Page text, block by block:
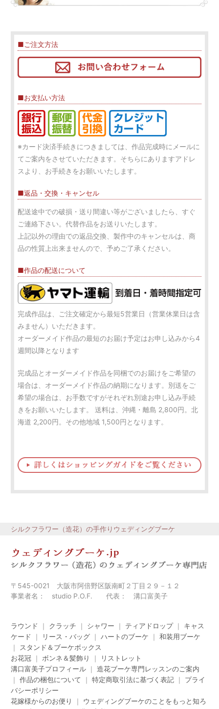
■ご注文方法
■お支払い方法
※カード決済手続きにつきましては、作品完成時にメールに
てご案内をさせていただきます。そちらにありますアドレ
スより、お手続きをお願いいたします。
■返品・交換・キャンセル
配送途中での破損・送り間違い等がございましたら、すぐ
ご連絡下さい。代替作品をお送りいたします。
上記以外の理由での返品交換、製作中のキャンセルは、商
品の性質上出来ませんので、予めご了承ください。
■作品の配送について
完成作品は、ご注文確定から最短5営業日（営業休業日は含
みません）いただきます。
オーダーメイド作品の最短のお届け予定はお申し込みから4
週間以降となります
完成品とオーダーメイド作品を同梱でのお届けをご希望の
場合は、オーダーメイド作品の納期になります。別送をご
希望の場合は、お手数ですがそれぞれ別途お申し込み手続
きをお願いいたします。 送料は、沖縄・離島 2,800円。北
海道 2,200円。その他地域 1,500円となります。
シルクフラワー（造花）の手作りウェディングブーケ
〒545-0021 大阪市阿倍野区阪南町２丁目２９－１２
事業者名： studio P.O.F. 代表： 溝口富美子
ラウンド ｜ クラッチ ｜ シャワー ｜ ティアドロップ｜ キャス
ケード
｜ リース・バッグ ｜ハートのブーケ ｜和装用ブーケ
｜ スタンド＆ブーケボックス
お花冠 ｜ ボンネ＆髪飾り ｜
リストレット
溝口富美子プロフィール ｜造花ブーケ専門レッスンのご案内
｜作品の梱包について ｜特定商取引法に基づく表記 ｜ プライ
バシーポリシー
花嫁様からのお便り
｜ ウェディングブーケのことをもっと知ろ